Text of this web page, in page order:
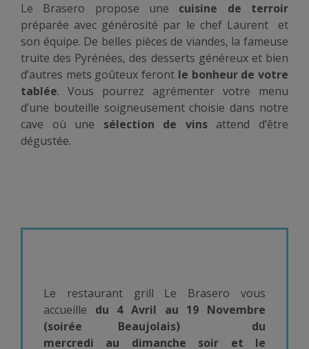
Le Brasero propose une cuisine de terroir
préparée avec générosité par le chef Laurent et
son équipe. De belles pièces de viandes, la fameuse
truite des Pyrénées, des desserts généreux et bien
d’autres mets goûteux feront le bonheur de votre
tablée. Vous pourrez agrémenter votre menu
d’une bouteille soigneusement choisie dans notre
cave où une sélection de vinsattend d’être
dégustée.
Le restaurant grill Le Brasero vous
accueille du 4 Avril au 19 Novembre
(soirée Beaujolais)
du
mercredi au dimanche soir et le